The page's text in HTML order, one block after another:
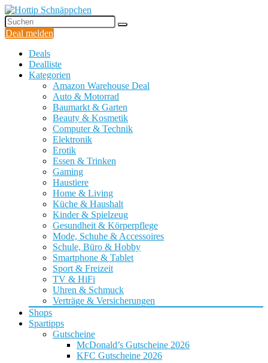
Deal melden
Deals
Dealliste
Kategorien
Amazon Warehouse Deal
Auto & Motorrad
Baumarkt & Garten
Beauty & Kosmetik
Computer & Technik
Elektronik
Erotik
Essen & Trinken
Gaming
Haustiere
Home & Living
Küche & Haushalt
Kinder & Spielzeug
Gesundheit & Körperpflege
Mode, Schuhe & Accessoires
Schule, Büro & Hobby
Smartphone & Tablet
Sport & Freizeit
TV & HiFi
Uhren & Schmuck
Verträge & Versicherungen
Shops
Spartipps
Gutscheine
McDonald’s Gutscheine 2026
KFC Gutscheine 2026